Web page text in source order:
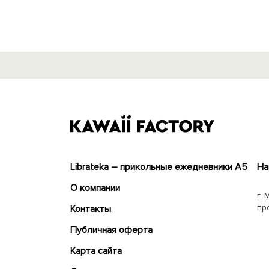
Librateka – прикольные ежедневники А5
О компании
Контакты
Публичная оферта
Карта сайта
г.